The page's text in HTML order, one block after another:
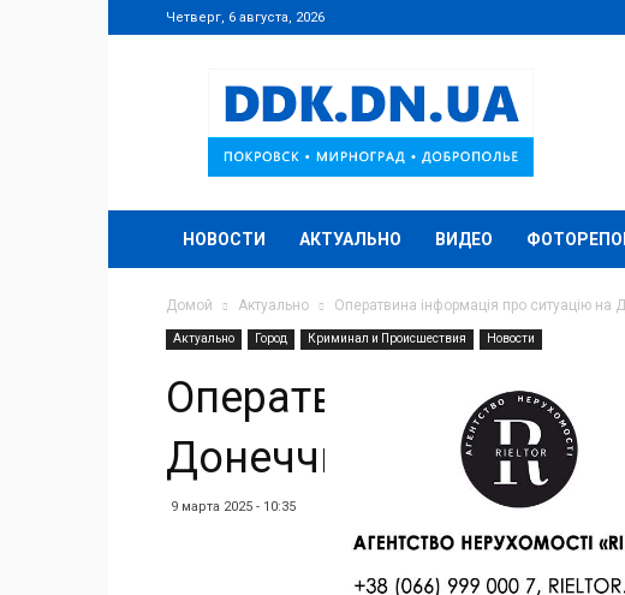
Четверг, 6 августа, 2026
DDK.DN.UA
НОВОСТИ АКТУАЛЬНО ВИДЕО
Домой Актуально Оператвина інформація про ситуацію на
Актуально Город Криминал и Происшествия Новости
Оператвина
Донеччині станом на
9 марта 2025 - 10:35